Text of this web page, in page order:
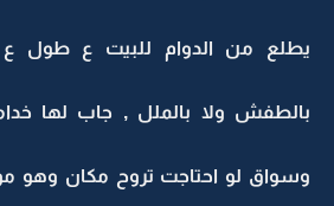
يطلع من الدوام للبيت ع طول
بالطفش ولا بالملل , جاب لها
وسواق لو احتاجت تروح مكان وهو